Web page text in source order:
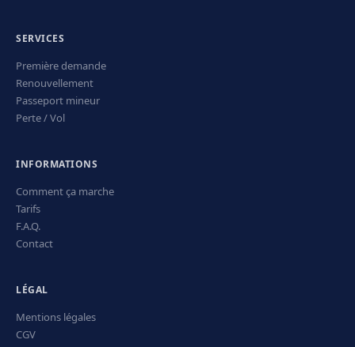
SERVICES
Première demande
Renouvellement
Passeport mineur
Perte / Vol
INFORMATIONS
Comment ça marche
Tarifs
F.A.Q.
Contact
LÉGAL
Mentions légales
CGV